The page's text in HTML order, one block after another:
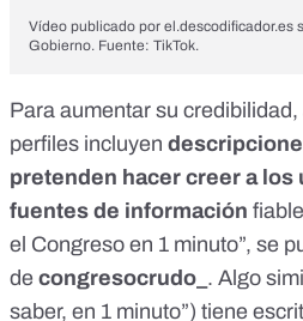
Vídeo publicado por el.descodificador.es
Gobierno. Fuente: TikTok.
Para aumentar su
perfiles incluyen
pretenden hacer creer a los
fuentes de información
el Congreso en 1 minuto”, se
de congresocrudo_ . Algo
saber, en 1 minuto”) tiene